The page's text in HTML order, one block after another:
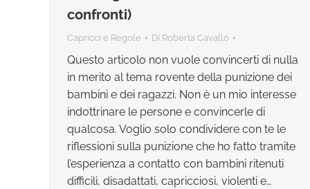
confronti)
Capricci e Regole Di Roberta Cavallo
Questo articolo non vuole convincerti di nulla
in merito al tema rovente della punizione dei
bambini e dei ragazzi. Non è un mio interesse
indottrinare le persone e convincerle di
qualcosa. Voglio solo condividere con te le
riflessioni sulla punizione che ho fatto tramite
l’esperienza a contatto con bambini ritenuti
difficili, disadattati, capricciosi, violenti e…